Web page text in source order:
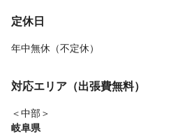
定休日
年中無休（不定休）
対応エリア（出張費無料）
＜中部＞
岐阜県